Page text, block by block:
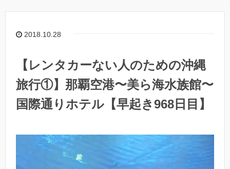
2018.10.28
【レンタカーない人のための沖縄
旅行①】那覇空港〜美ら海水族館〜
国際通りホテル【早起き968日目】